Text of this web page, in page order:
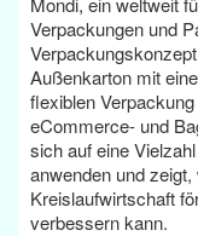
Verpackungen und
Außenkarton mit
flexiblen
eCommerce- und
sich auf eine
anwenden und
Kreislaufwirtschaft
verbessern kann.